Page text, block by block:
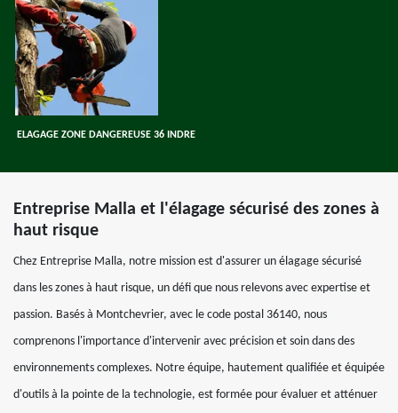
ELAGAGE ZONE DANGEREUSE 36 INDRE
Entreprise Malla et l'élagage sécurisé des zones à
haut risque
Chez Entreprise Malla, notre mission est d'assurer un élagage sécurisé
dans les zones à haut risque, un défi que nous relevons avec expertise et
passion. Basés à Montchevrier, avec le code postal 36140, nous
comprenons l'importance d'intervenir avec précision et soin dans des
environnements complexes. Notre équipe, hautement qualifiée et équipée
d'outils à la pointe de la technologie, est formée pour évaluer et atténuer